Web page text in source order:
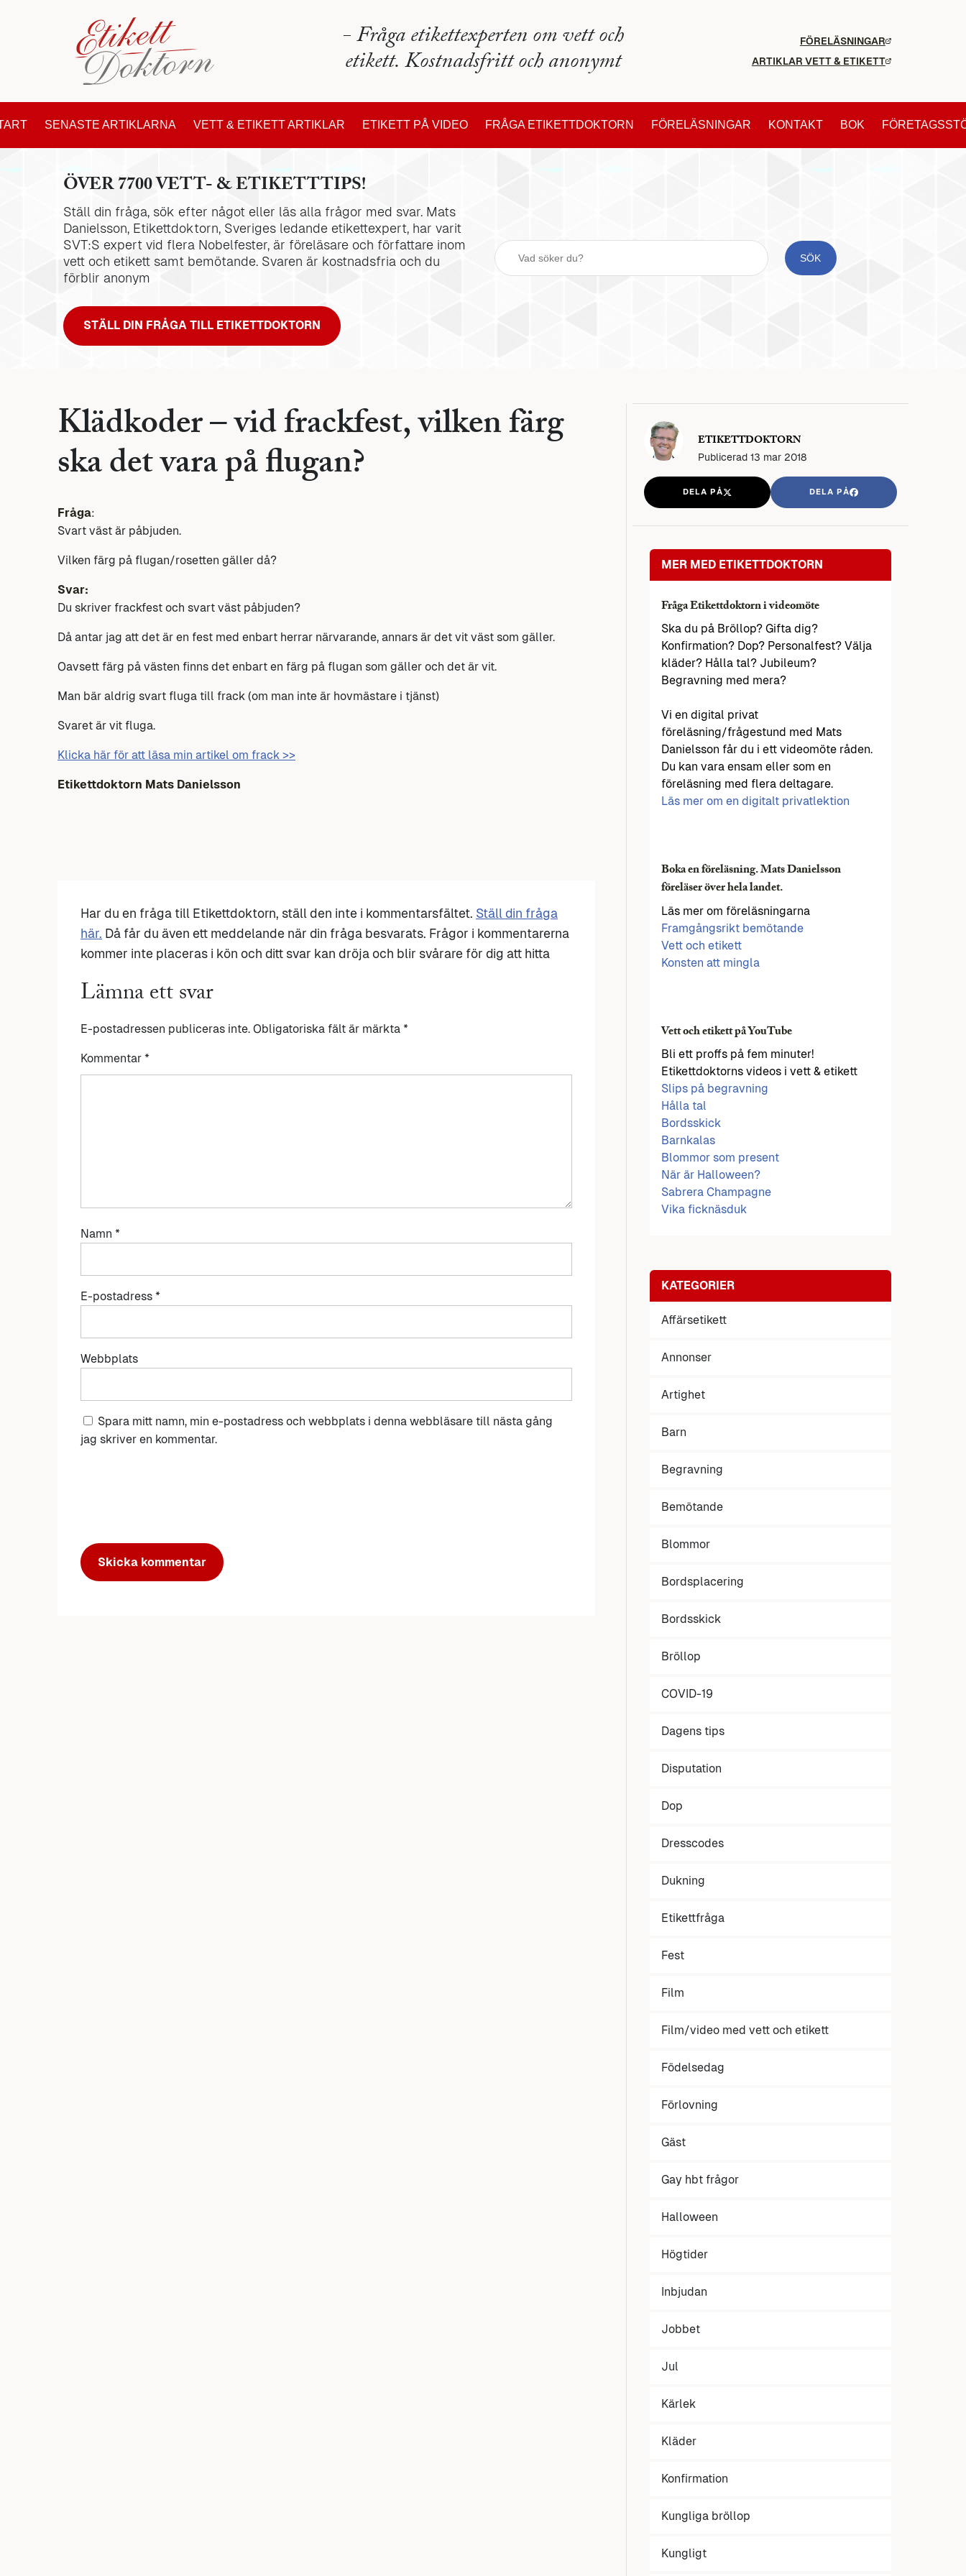
- Fråga etikettexperten om vett och
etikett. Kostnadsfritt och anonymt
FÖRELÄSNINGAR
ARTIKLAR VETT & ETIKETT
SENASTE ARTIKLARNA VETT & ETIKETT ARTIKLAR ETIKETT PÅ VIDEO FRÅGA ETIKETTDOKTORN FÖRELÄSNINGAR KONTAKT BOK
ÖVER 7700 VETT- & ETIKETTTIPS!
Ställ din fråga, sök efter något eller läs alla frågor med svar. Mats
Danielsson, Etikettdoktorn, Sveriges ledande etikettexpert, har varit
SVT:S expert vid flera Nobelfester, är föreläsare och författare inom
vett och etikett samt bemötande. Svaren är kostnadsfria och du
förblir anonym
STÄLL DIN FRÅGA TILL ETIKETTDOKTORN
Klädkoder – vid frackfest, vilken färg
ska det vara på flugan?
Fråga:
Svart väst är påbjuden.
Vilken färg på flugan/rosetten gäller då?
Svar:
Du skriver frackfest och svart väst påbjuden?
Då antar jag att det är en fest med enbart herrar närvarande, annars är det vit väst som gäller.
Oavsett färg på västen finns det enbart en färg på flugan som gäller och det är vit.
Man bär aldrig svart fluga till frack (om man inte är hovmästare i tjänst)
Svaret är vit fluga.
Klicka här för att läsa min artikel om frack >>
Etikettdoktorn Mats Danielsson
Har du en fråga till Etikettdoktorn, ställ den inte i kommentarsfältet. Ställ din fråga
här. Då får du även ett meddelande när din fråga besvarats. Frågor i kommentarerna
kommer inte placeras i kön och ditt svar kan dröja och blir svårare för dig att hitta
Lämna ett svar
E-postadressen publiceras inte. Obligatoriska fält är märkta *
Kommentar *
Namn *
E-postadress *
Webbplats
Spara mitt namn, min e-postadress och webbplats i denna webbläsare till nästa gång
jag skriver en kommentar.
ETIKETTDOKTORN
Publicerad 13 mar 2018
DELA PÅ DELA PÅ
MER MED ETIKETTDOKTORN
Fråga Etikettdoktorn i videomöte
Ska du på Bröllop? Gifta dig?
Konfirmation? Dop? Personalfest? Välja
kläder? Hålla tal? Jubileum?
Begravning med mera?
Vi en digital privat
föreläsning/frågestund med Mats
Danielsson får du i ett videomöte råden.
Du kan vara ensam eller som en
föreläsning med flera deltagare.
Läs mer om en digitalt privatlektion
Boka en föreläsning. Mats Danielsson
föreläser över hela landet.
Läs mer om föreläsningarna
Framgångsrikt bemötande
Vett och etikett
Konsten att mingla
Vett och etikett på YouTube
Bli ett proffs på fem minuter!
Etikettdoktorns videos i vett & etikett
Slips på begravning
Hålla tal
Bordsskick
Barnkalas
Blommor som present
När är Halloween?
Sabrera Champagne
Vika ficknäsduk
KATEGORIER
Affärsetikett
Annonser
Artighet
Barn
Begravning
Bemötande
Blommor
Bordsplacering
Bordsskick
Bröllop
COVID-19
Dagens tips
Disputation
Dop
Dresscodes
Dukning
Etikettfråga
Fest
Film
Film/video med vett och etikett
Födelsedag
Förlovning
Gäst
Gay hbt frågor
Halloween
Högtider
Inbjudan
Jobbet
Jul
Kärlek
Kläder
Konfirmation
Kungliga bröllop
Kungligt